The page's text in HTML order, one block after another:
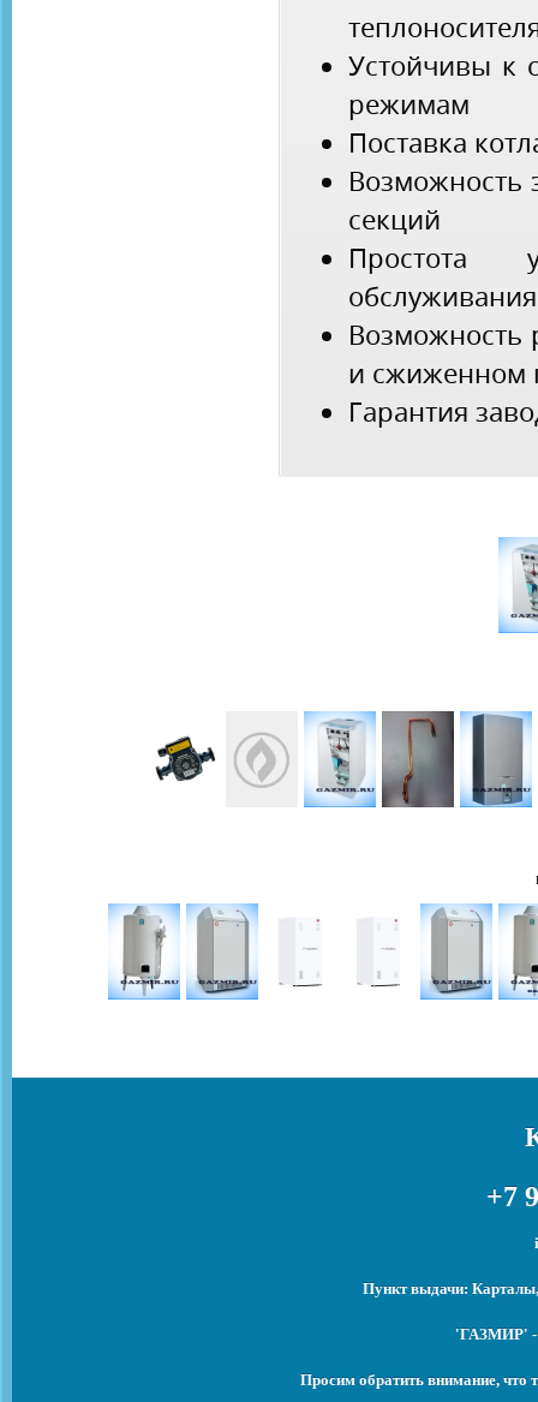
Устойчивы к
режимам
Поставка
Возможность
секций
Простота
обслуживания
Возможность
и сжиженном
Гарантия
+7
Пункт выдачи:
'ГАЗМИР' -
Просим обратить внимание, что